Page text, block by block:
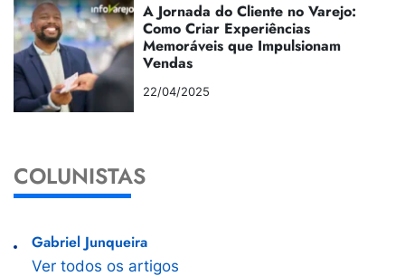
A Jornada do Cliente no Varejo:
Como Criar Experiências
Memoráveis que Impulsionam
Vendas
22/04/2025
COLUNISTAS
Gabriel Junqueira
Ver todos os artigos